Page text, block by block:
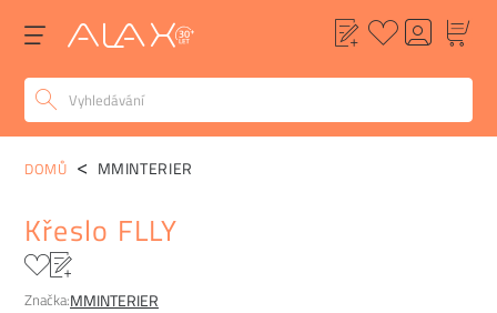
POPIS ALTERNATIVY
DOMŮ MMINTERIER
Křeslo FLLY
Značka:MMINTERIER